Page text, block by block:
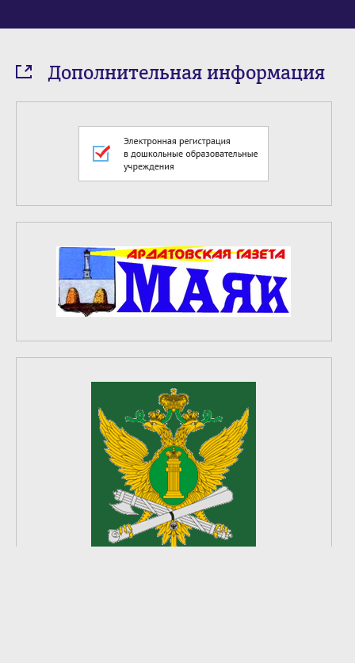
Дополнительная информация